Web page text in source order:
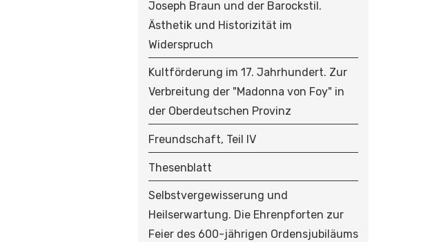
Joseph Braun und der Barockstil.
Ästhetik und Historizität im
Widerspruch
Kultförderung im 17. Jahrhundert. Zur
Verbreitung der "Madonna von Foy" in
der Oberdeutschen Provinz
Freundschaft, Teil IV
Thesenblatt
Selbstvergewisserung und
Heilserwartung. Die Ehrenpforten zur
Feier des 600-jährigen Ordensjubiläums